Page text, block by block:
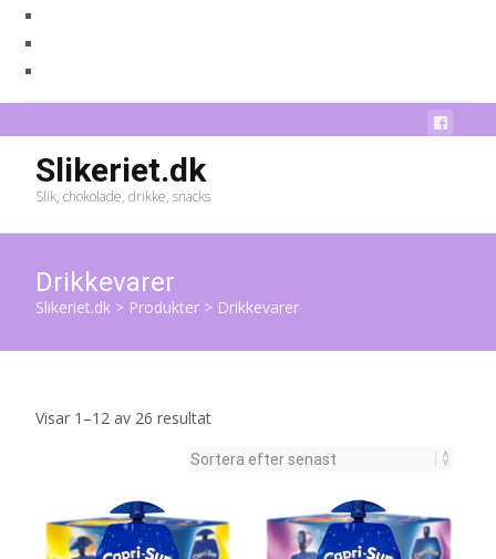
Slikeriet.dk
Slik, chokolade, drikke, snacks
Drikkevarer
Slikeriet.dk > Produkter > Drikkevarer
Visar 1–12 av 26 resultatSortera
senaste